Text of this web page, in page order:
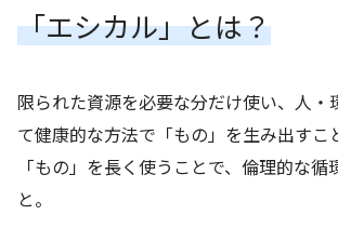
「エシカル」とは？
限られた資源を必要な分だけ使い、人・
て健康的な方法で「もの」を生み出すこ
「もの」を長く使うことで、倫理的な循
と。